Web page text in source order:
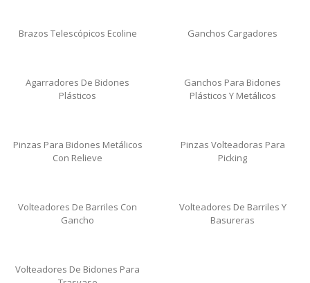
Brazos Telescópicos Ecoline Ganchos Cargadores
Agarradores De Bidones
Plásticos
Ganchos Para Bidones
Plásticos Y Metálicos
Pinzas Para Bidones Metálicos
Con Relieve
Pinzas Volteadoras Para
Picking
Volteadores De Barriles Con
Gancho
Volteadores De Barriles Y
Basureras
Volteadores De Bidones Para